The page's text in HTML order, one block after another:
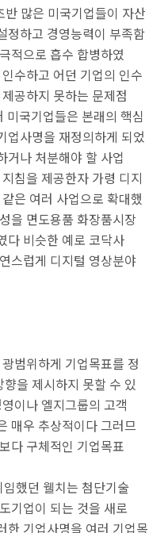
많은 미국기업들이 자산
정하고 경영능력이 부족함
적으로 흡수 합병하였
수하고 어던 기업의 인수
공하지 못하는 문제점
국기업들은 본래의 핵심
업사명을 재정의하게 되었
거나 처분해야 할 사업
침을 제공한자 가령 디지
은 여러 사업으로 확대했
을 면도용품 화장품시장
다 비슷한 예로 코닥사
스럽게 디지털 영상분야
범위하게 기업목표를 정
을 제시하지 못할 수 있
이나 엘지그룹의 고객
매우 추상적이다 그러므
다 구체적인 기업목표
했던 웰치는 첨단기술
기업이 되는 것을 새로
한 기업사명을 여러 기업목